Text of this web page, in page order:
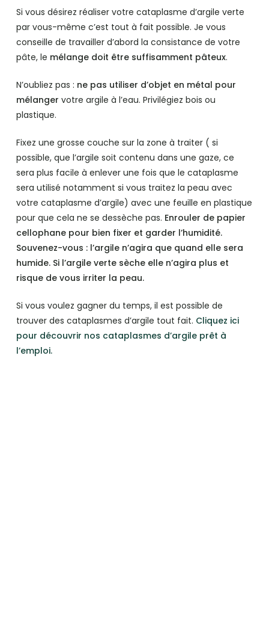
Si vous désirez réaliser votre cataplasme d’argile verte
par vous-même c’est tout à fait possible. Je vous
conseille de travailler d’abord la consistance de votre
pâte, le mélange doit être suffisamment pâteux.
N’oubliez pas : ne pas utiliser d’objet en métal pour
mélanger votre argile à l’eau. Privilégiez bois ou
plastique.
Fixez une grosse couche sur la zone à traiter ( si
possible, que l’argile soit contenu dans une gaze, ce
sera plus facile à enlever une fois que le cataplasme
sera utilisé notamment si vous traitez la peau avec
votre cataplasme d’argile) avec une feuille en plastique
pour que cela ne se dessèche pas. Enrouler de papier
cellophane pour bien fixer et garder l’humidité.
Souvenez-vous : l’argile n’agira que quand elle sera
humide. Si l’argile verte sèche elle n’agira plus et
risque de vous irriter la peau.
Si vous voulez gagner du temps, il est possible de
trouver des cataplasmes d’argile tout fait. Cliquez ici
pour découvrir nos cataplasmes d’argile prêt à
l’emploi.